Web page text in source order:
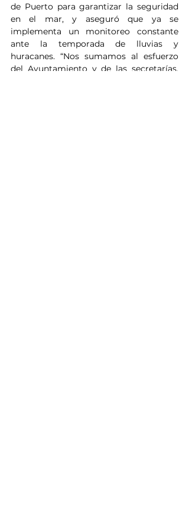
de Puerto para garantizar la seguridad
en el mar, y aseguró que ya se
implementa un monitoreo constante
ante la temporada de lluvias y
huracanes. “Nos sumamos al esfuerzo
del Ayuntamiento y de las secretarías,